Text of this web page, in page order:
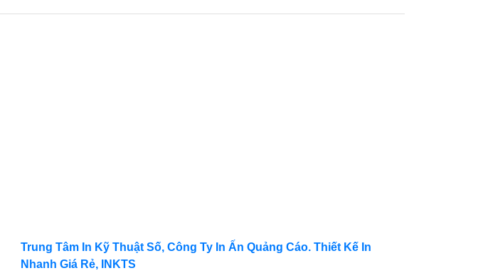
Trung Tâm In Kỹ Thuật Số, Công Ty In Ấn Quảng Cáo. Thiết Kế In
Nhanh Giá Rẻ, INKTS